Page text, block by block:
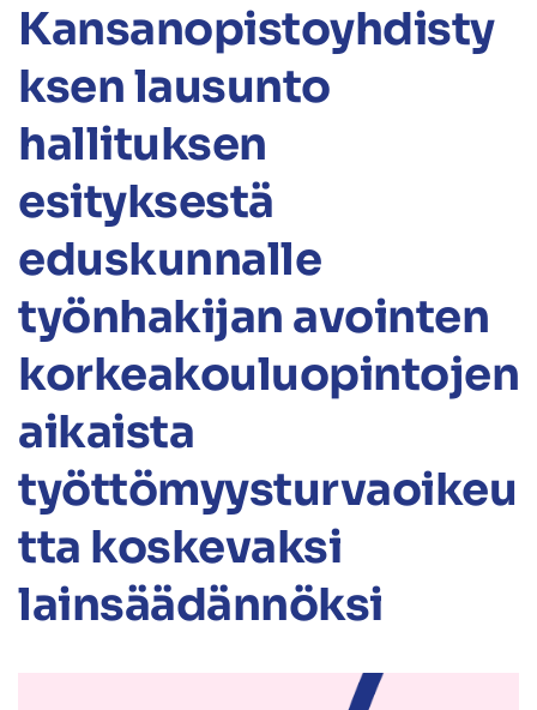
Kansanopistoyhdisty
ksen lausunto
hallituksen
esityksestä
eduskunnalle
työnhakijan avointen
korkeakouluopintojen
aikaista
työttömyysturvaoikeu
tta koskevaksi
lainsäädännöksi